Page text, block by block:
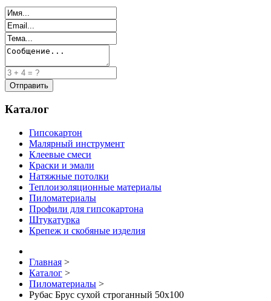
Каталог
Гипсокартон
Малярный инструмент
Клеевые смеси
Краски и эмали
Натяжные потолки
Теплоизоляционные материалы
Пиломатериалы
Профили для гипсокартона
Штукатурка
Крепеж и скобяные изделия
Главная >
Каталог >
Пиломатериалы >
Рубас Брус сухой строганный 50х100